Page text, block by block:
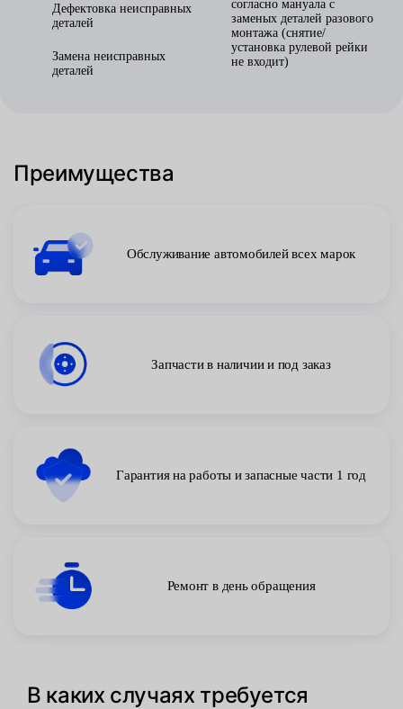
Дефектовка неисправных
деталей
Замена неисправных
деталей
согласно мануала с
заменых деталей разового
монтажа (снятие/
установка рулевой рейки
не входит)
Преимущества
Обслуживание автомобилей всех марок
Запчасти в наличии и под заказ
Гарантия на работы и запасные части 1 год
Ремонт в день обращения
В каких случаях требуется